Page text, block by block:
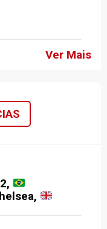
Ver Mais